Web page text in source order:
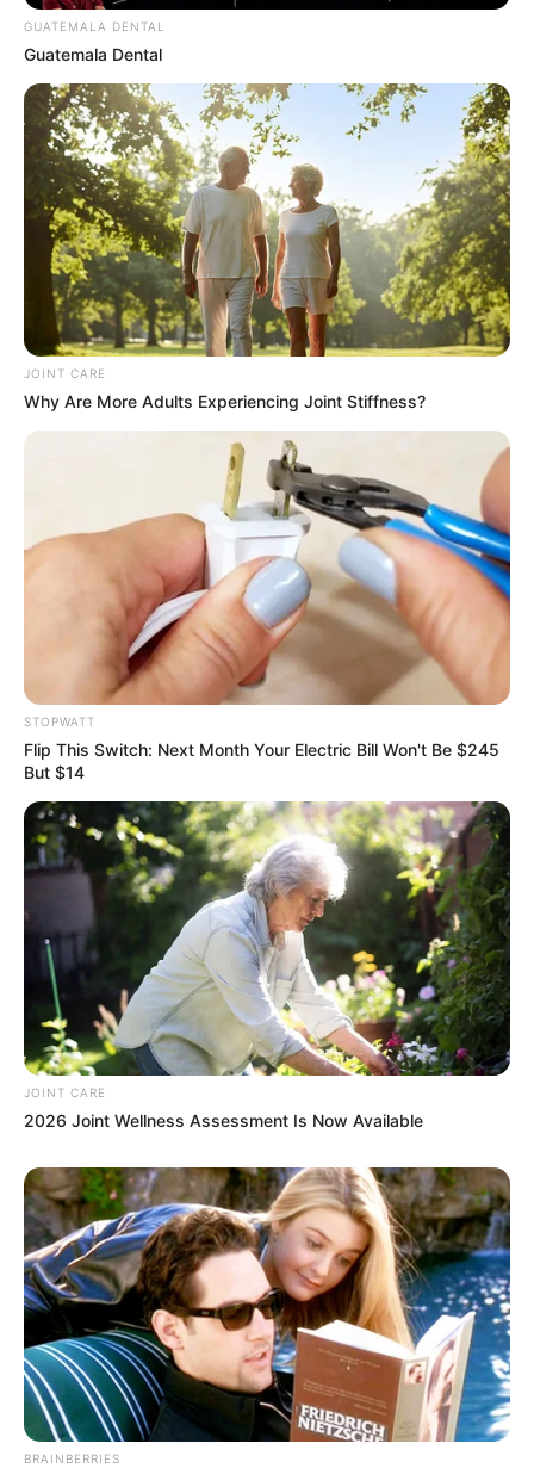
เนื้อหาที่ได้รับการโปรโมต
Mysterious Roman Statue Unearthed In Toledo
BRAINBERRIES
17 Astonishingly Beautiful Cave Churches
BRAINBERRIES
The Truth Will Finally Set Gina Carano Free
BRAINBERRIES
Sensational Seductress: Demi Moore's Most
Scandalous Performances
BRAINBERRIES
GUATEMALA DENTAL
Guatemala Dental
JOINT CARE
Why Are More Adults Experiencing Joint Stiffness?
STOPWATT
Flip This Switch: Next Month Your Electric Bill Won't Be $245
But $14
JOINT CARE
2026 Joint Wellness Assessment Is Now Available
BRAINBERRIES